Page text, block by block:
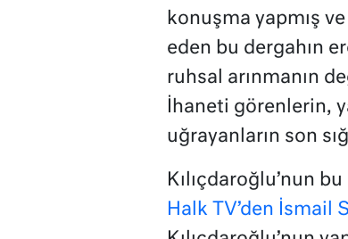
konuşma yapmış
eden bu dergahın
ruhsal arınmanın
İhaneti görenlerin,
uğrayanların son
Kılıçdaroğlu’nun
Halk TV’den İsmail